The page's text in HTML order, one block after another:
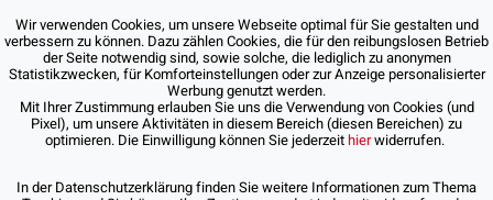
Wir verwenden Cookies, um unsere Webseite optimal für Sie gestalten und
verbessern zu können. Dazu zählen Cookies, die für den reibungslosen Betrieb
der Seite notwendig sind, sowie solche, die lediglich zu anonymen
Statistikzwecken, für Komforteinstellungen oder zur Anzeige personalisierter
Werbung genutzt werden.
Mit Ihrer Zustimmung erlauben Sie uns die Verwendung von Cookies (und
Pixel), um unsere Aktivitäten in diesem Bereich (diesen Bereichen) zu
optimieren. Die Einwilligung können Sie jederzeithierwiderrufen.
In der Datenschutzerklärung finden Sie weitere Informationen zum Thema